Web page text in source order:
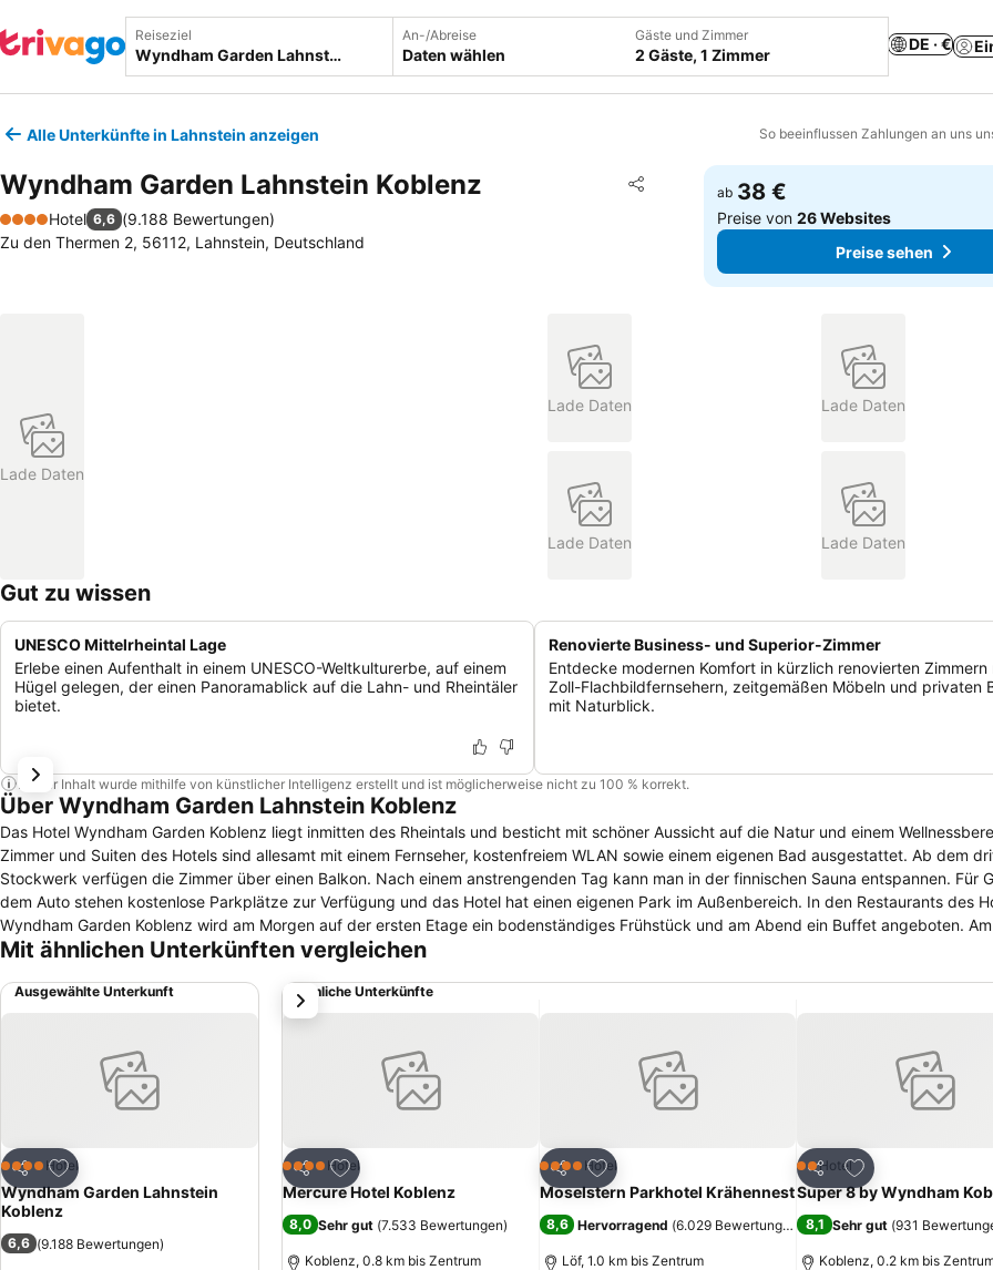
Reiseziel An-/Abreise
Daten wählen
Gäste und Zimmer
2 Gäste, 1 Zimmer
DE · €
Alle Unterkünfte in Lahnstein anzeigen So beeinflussen Zahlungen an uns
Wyndham Garden Lahnstein Koblenz Teilen
Zu Favoriten hinzufügen
4 Sterne
Hotel 6,6 (9.188 Bewertungen)
Zu den Thermen 2, 56112, Lahnstein, Deutschland
ab 38 €
Preise von26 Websites
Preise sehen
Lade Daten
Lade Daten Lade Daten
Lade Daten Lade Daten
Gut zu wissen
UNESCO Mittelrheintal Lage
Erlebe einen Aufenthalt in einem UNESCO-Weltkulturerbe, auf einem
Hügel gelegen, der einen Panoramablick auf die Lahn- und Rheintäler
bietet.
Renovierte Business- und Superior-Zimmer
Entdecke modernen Komfort in kürzlich renovierten
Zoll-Flachbildfernsehern, zeitgemäßen Möbeln und privaten
mit Naturblick.
Dieser Inhalt wurde mithilfe von künstlicher Intelligenz erstellt und ist möglicherweise nicht zu 100 % korrekt.
Über Wyndham Garden Lahnstein Koblenz
Das Hotel Wyndham Garden Koblenz liegt inmitten des Rheintals und besticht mit schöner Aussicht auf die Natur und einem
Zimmer und Suiten des Hotels sind allesamt mit einem Fernseher, kostenfreiem WLAN sowie einem eigenen Bad ausgestattet. Ab dem
Stockwerk verfügen die Zimmer über einen Balkon. Nach einem anstrengenden Tag kann man in der finnischen Sauna entspannen. Für Gäste mit
dem Auto stehen kostenlose Parkplätze zur Verfügung und das Hotel hat einen eigenen Park im Außenbereich. In den Restaurants des Hotel
Wyndham Garden Koblenz wird am Morgen auf der ersten Etage ein bodenständiges Frühstück und am Abend ein Buffet angeboten.
können Reisende in Henry’s Bar à la carte essen und den Tag in entspannter Atmosphäre ausklingen lassen. Das Hotel liegt nur unweit von der Stadt
die man besichtigen kann.
Mit ähnlichen Unterkünften vergleichen
Ausgewählte Unterkunft
Teilen
Zu Favoriten hinzufügen
4 SterneHotel
Wyndham Garden Lahnstein
Koblenz
6,6 (9.188 Bewertungen)
Ähnliche Unterkünfte
Teilen
Zu Favoriten hinzufügen
4 SterneHotel
Mercure Hotel Koblenz
8,0 Sehr gut (7.533 Bewertungen)
Koblenz, 0.8 km bis Zentrum
Teilen
Zu Favoriten hinzufügen
4 SterneHotel
Moselstern Parkhotel Krähennest
8,6 Hervorragend (6.029 Bewertungen)
Löf, 1.0 km bis Zentrum
Teilen
Zu Favoriten
2 Sterne
Hotel
Super 8 by Wyndham
8,1 Sehr gut (931
Koblenz, 0.2 km bis
weiter